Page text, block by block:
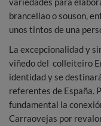
brancellao o souson,
unos tintos de una
La excepcionalidad y
viñedo del colleiteiro
identidad y se
referentes de España.
fundamental la
Carraovejas por